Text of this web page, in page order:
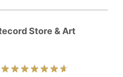
Store & Art